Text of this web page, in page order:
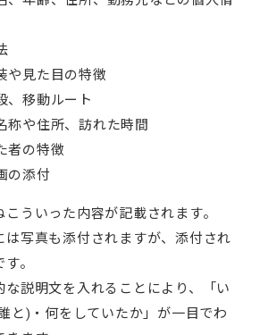
や見た目の特徴
、移動ルート
称や住所、訪れた時間
者の特徴
の添付
ういった内容が記載されます。
は写真も添付されますが、添付され
。
な説明文を入れることにより、「い
と)・何をしていたか」が一目でわ